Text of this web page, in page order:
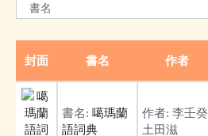
封面 書名 作者
書名: 噶瑪蘭
語詞典
作者: 李壬癸,
土田滋